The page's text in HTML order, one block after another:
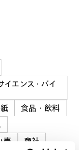
エンス・バイ
食品・飲料
売
商社